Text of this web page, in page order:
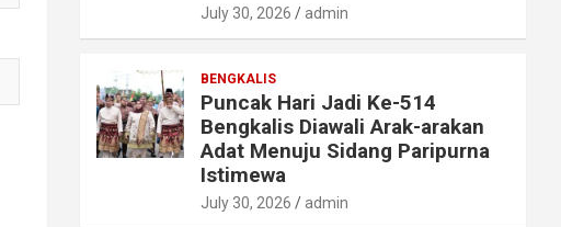
July 30, 2026 admin
BENGKALIS
Puncak Hari Jadi Ke-514
Bengkalis Diawali Arak-arakan
Adat Menuju Sidang Paripurna
Istimewa
July 30, 2026 admin